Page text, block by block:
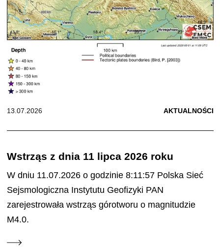
13.07.2026 AKTUALNOŚCI
Wstrząs z dnia 11 lipca 2026 roku
W dniu 11.07.2026 o godzinie 8:11:57 Polska Sieć
Sejsmologiczna Instytutu Geofizyki PAN
zarejestrowała wstrząs górotworu o magnitudzie
M4.0.